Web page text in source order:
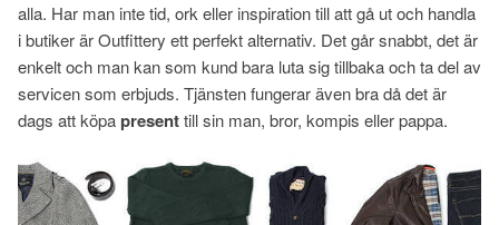
alla. Har man inte tid, ork eller inspiration till att gå ut och handla
i butiker är Outfittery ett perfekt alternativ. Det går snabbt, det är
enkelt och man kan som kund bara luta sig tillbaka och ta del av
servicen som erbjuds. Tjänsten fungerar även bra då det är
dags att köpapresenttill sin man, bror, kompis eller pappa.